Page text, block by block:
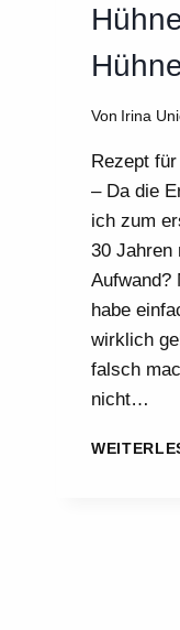
Von Irina
Rezept
– Da die
ich zum
30 Jahren
Aufwand?
habe
wirklich
falsch
nicht…